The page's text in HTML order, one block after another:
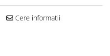
Cere informatii